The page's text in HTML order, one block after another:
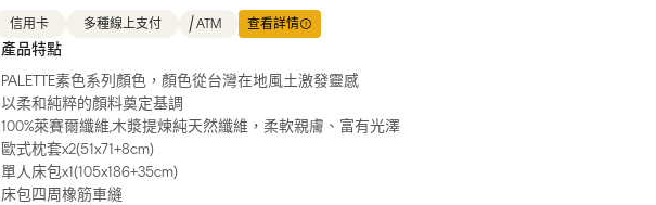
信用卡 多種線上支付 ATM 查看詳情
產品特點
PALETTE素色系列顏色，顏色從台灣在地風土激發靈感
以柔和純粹的顏料奠定基調
100%萊賽爾纖維,木漿提煉純天然纖維，柔軟親膚、富有光澤
歐式枕套x2(51x71+8cm)
單人床包x1(105x186+35cm)
床包四周橡筋車縫